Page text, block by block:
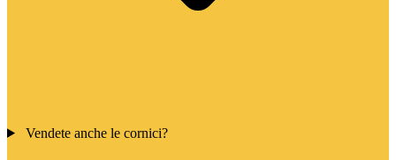
Vendete anche le cornici?